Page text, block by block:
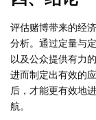
评估赌博带来的经
分析。通过定量与
以及公众提供有力
进而制定出有效的
后，才能更有效地
航。